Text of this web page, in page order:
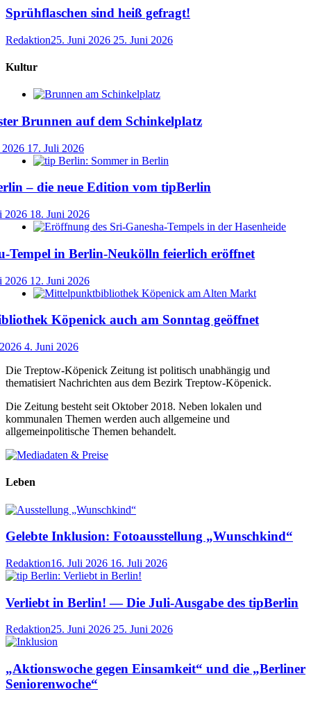
Sprühflaschen sind heiß gefragt!
Redaktion25. Juni 2026 25. Juni 2026
Kultur
Brunnen auf dem Schinkelplatz
17. Juli 2026
– die neue Edition vom tipBerlin
2026 18. Juni 2026
Tempel in Berlin-Neukölln feierlich eröffnet
2026 12. Juni 2026
Köpenick auch am Sonntag geöffnet
4. Juni 2026
Die Treptow-Köpenick Zeitung ist politisch unabhängig und
thematisiert Nachrichten aus dem Bezirk Treptow-Köpenick.
Die Zeitung besteht seit Oktober 2018. Neben lokalen und
kommunalen Themen werden auch allgemeine und
allgemeinpolitische Themen behandelt.
Leben
Gelebte Inklusion: Fotoausstellung „Wunschkind“
Redaktion16. Juli 2026 16. Juli 2026
Verliebt in Berlin! — Die Juli-Ausgabe des tipBerlin
Redaktion25. Juni 2026 25. Juni 2026
„Aktionswoche gegen Einsamkeit“ und die „Berliner
Seniorenwoche“